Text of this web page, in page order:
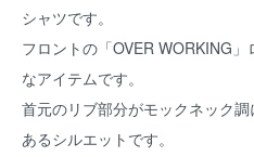
シャツです。
フロントの「OVER WORKING
なアイテムです。
首元のリブ部分がモックネック
あるシルエットです。